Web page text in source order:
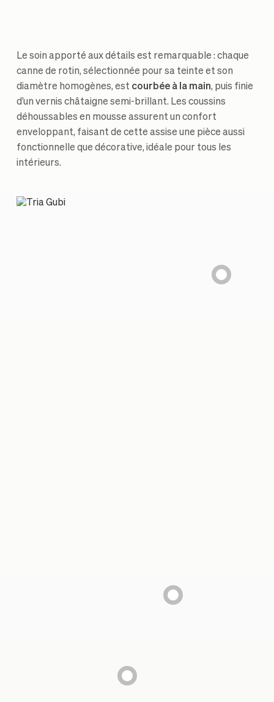
Le soin apporté aux détails est remarquable : chaque
canne de rotin, sélectionnée pour sa teinte et son
diamètre homogènes, est courbée à la main, puis finie
d’un vernis châtaigne semi-brillant. Les coussins
déhoussables en mousse assurent un confort
enveloppant, faisant de cette assise une pièce aussi
fonctionnelle que décorative, idéale pour tous les
intérieurs.